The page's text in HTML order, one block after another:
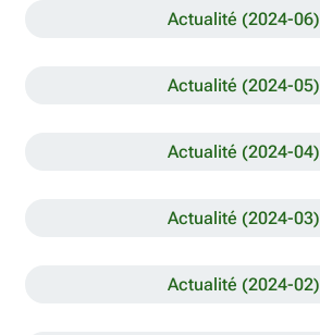
Actualité (2024-06)
Actualité (2024-05)
Actualité (2024-04)
Actualité (2024-03)
Actualité (2024-02)